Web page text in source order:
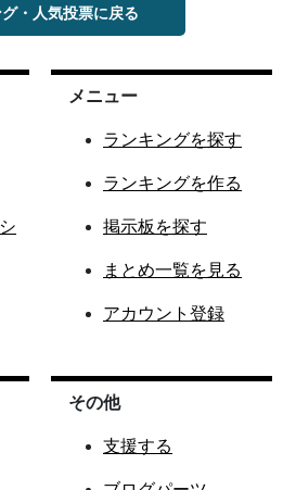
・人気投票に戻る
メニュー
ランキングを探す
ランキングを作る
掲示板を探す
まとめ一覧を見る
アカウント登録
その他
支援する